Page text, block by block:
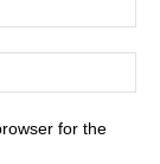
for the